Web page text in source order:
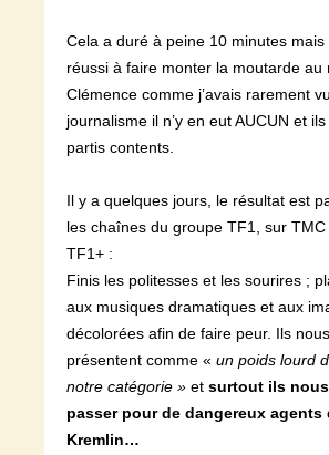
Cela a duré à peine 10 minutes mais
réussi à faire monter la moutarde au
Clémence comme j’avais rarement
journalisme il n’y en eut AUCUN et
partis contents.
Il y a quelques jours, le résultat est
les chaînes du groupe TF1, sur
TF1+ :
Finis les politesses et les sourires ;
aux musiques dramatiques et aux
décolorées afin de faire peur. Ils nous
présentent comme « un poids lourd
notre catégorie » et surtout ils
passer pour de dangereux agents
Kremlin…